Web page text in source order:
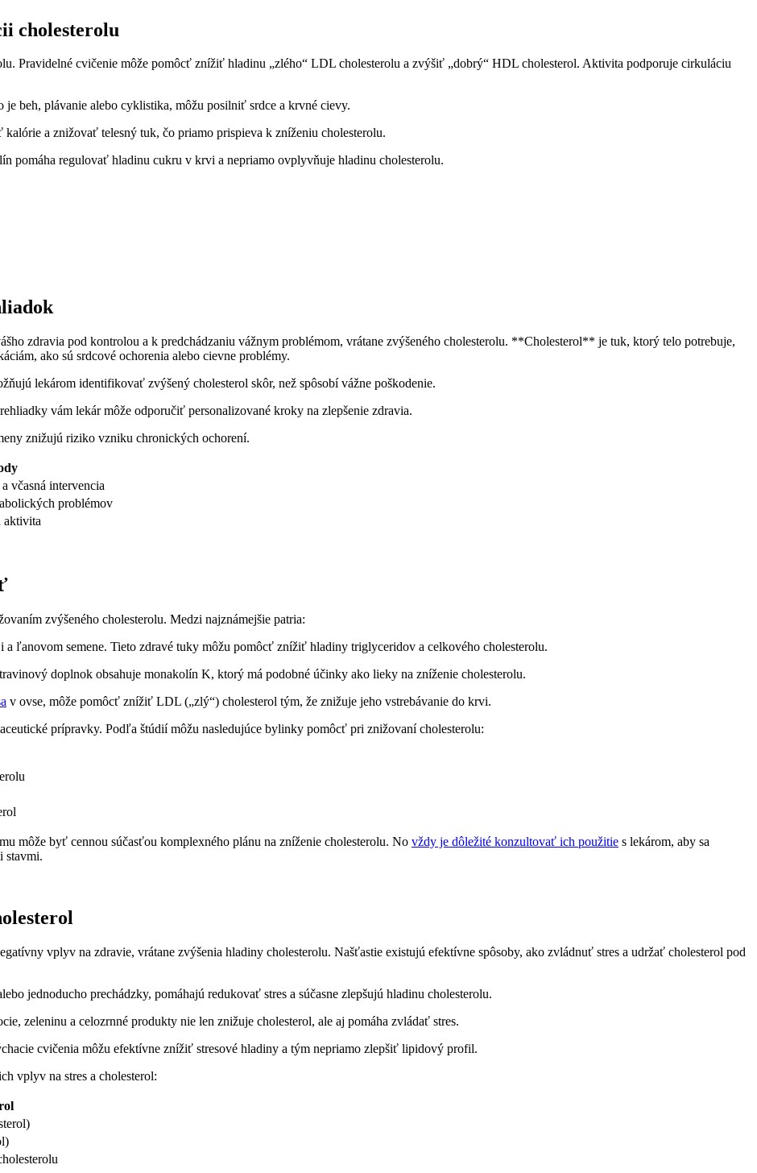
cholesterolu
Pravidelné cvičenie môže pomôcť znížiť hladinu „zlého“ LDL cholesterolu a zvýšiť „dobrý“ HDL cholesterol. Aktivita podporuje cirkuláciu
je beh, plávanie alebo cyklistika, môžu posilniť srdce a krvné cievy.
kalórie a znižovať telesný tuk, čo priamo prispieva k zníženiu cholesterolu.
pomáha regulovať hladinu cukru v krvi a nepriamo ovplyvňuje hladinu cholesterolu.
zdravia pod kontrolou a k predchádzaniu vážnym problémom, vrátane zvýšeného cholesterolu. **Cholesterol** je tuk, ktorý telo potrebuje,
ako sú srdcové ochorenia alebo cievne problémy.
lekárom identifikovať zvýšený cholesterol skôr, než spôsobí vážne poškodenie.
vám lekár môže odporučiť personalizované kroky na zlepšenie zdravia.
znižujú riziko vzniku chronických ochorení.
včasná intervencia
problémov
aktivita
zvýšeného cholesterolu. Medzi najznámejšie patria:
a ľanovom semene. Tieto zdravé tuky môžu pomôcť znížiť hladiny triglyceridov a celkového cholesterolu.
doplnok obsahuje monakolín K, ktorý má podobné účinky ako lieky na zníženie cholesterolu.
v ovse, môže pomôcť znížiť LDL („zlý“) cholesterol tým, že znižuje jeho vstrebávanie do krvi.
prípravky. Podľa štúdií môžu nasledujúce bylinky pomôcť pri znižovaní cholesterolu:
môže byť cennou súčasťou komplexného plánu na zníženie cholesterolu. No vždy je dôležité konzultovať ich použitie s lekárom, aby sa
stavmi.
vplyv na zdravie, vrátane zvýšenia hladiny cholesterolu. Našťastie existujú efektívne spôsoby, ako zvládnuť stres a udržať cholesterol pod
jednoducho prechádzky, pomáhajú redukovať stres a súčasne zlepšujú hladinu cholesterolu.
zeleninu a celozrnné produkty nie len znižuje cholesterol, ale aj pomáha zvládať stres.
cvičenia môžu efektívne znížiť stresové hladiny a tým nepriamo zlepšiť lipidový profil.
vplyv na stres a cholesterol: